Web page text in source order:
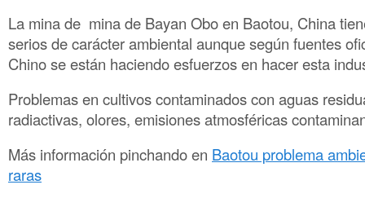
La mina de mina de Bayan Obo en Baotou, China
serios de carácter ambiental aunque según fuentes
Chino se están haciendo esfuerzos en hacer esta
Problemas en cultivos contaminados con aguas
radiactivas, olores, emisiones atmosféricas
Más información pinchando en Baotou problema
raras